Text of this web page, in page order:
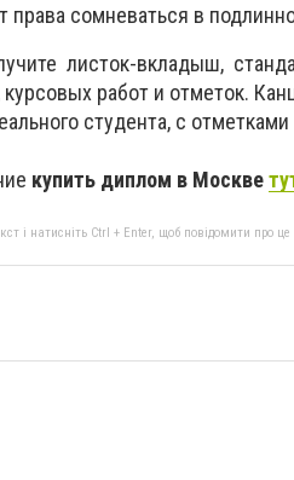
права сомневаться в
листок-вкладыш,
работ и отметок.
студента, с
купить диплом в Москве
і натисніть Ctrl + Enter, щоб повідомити про